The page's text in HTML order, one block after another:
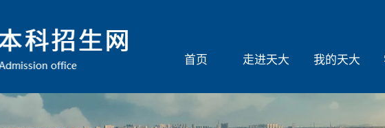
首页 走进天大 我的天大